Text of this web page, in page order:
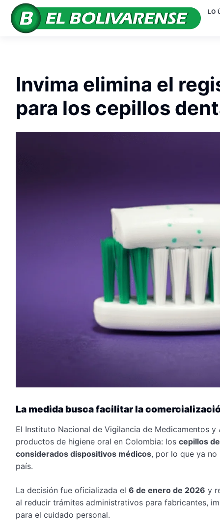
LO
Invima elimina el
para los cepillos
La medida busca facilitar la
El Instituto Nacional de Vigilancia de Medicamentos
productos de higiene oral en Colombia: los cepillos
considerados dispositivos médicos, por lo que ya
país.
La decisión fue oficializada el 6 de enero de 2026 y
al reducir trámites administrativos para fabricantes,
para el cuidado personal.